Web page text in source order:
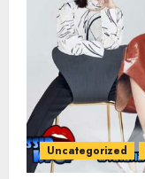
Uncategorized